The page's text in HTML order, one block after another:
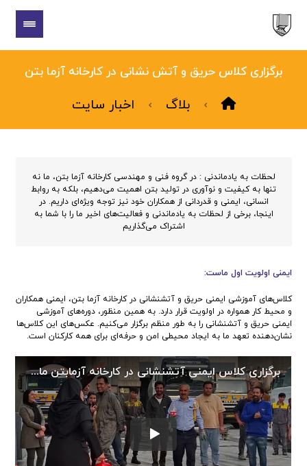
برگزاری کلاس حریق و آتش نشانی در کارخانه آزما بتن
بلاگ اخبار سایت
لحظات به یادماندنی : در گروه فنی و مهندسی کارخانه آزما بتن، ما نه
تنها به کیفیت و نوآوری در تولید بتن اهمیت می‌دهیم، بلکه به روابط
انسانی، ایمنی و قدردانی از همکاران خود نیز توجه ویژه‌ای داریم. در
اینجا، برخی از لحظات به یادماندنی و فعالیت‌های اخیر ما را با شما به
اشتراک می‌گذاریم
ایمنی اولویت اول ماست:
کلاس‌های آموزشی ایمنی حریق و آتشنشانی در کارخانه آزما بتن، ایمنی همکاران
و محیط کار همواره در اولویت قرار دارد. به همین منظور، دوره‌های آموزشی
ایمنی حریق و آتشنشانی را به طور منظم برگزار می‌کنیم. عکس‌های این کلاس‌ها
نشان‌دهنده تعهد ما به ایجاد محیطی امن و حرفه‌ای برای همه کارکنان است.